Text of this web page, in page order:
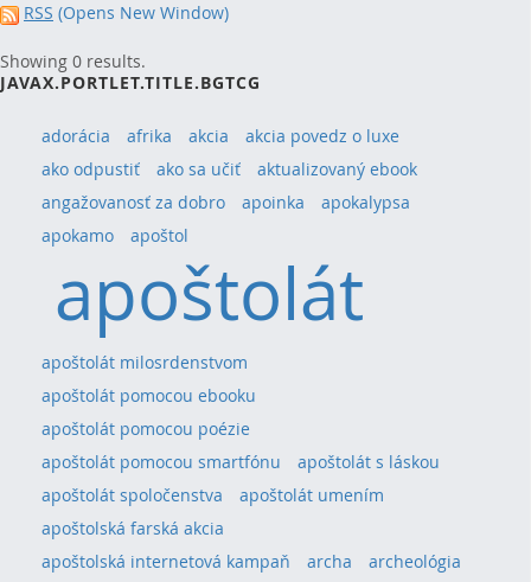
RSS (Opens New Window)
Showing 0 results.
JAVAX.PORTLET.TITLE.BGTCG
adorácia afrika akcia
akcia povedz o luxe
ako odpustiť
ako sa učiť
aktualizovaný ebook
angažovanosť za dobro
apoinka
apokalypsa
apokamo
apoštol
apoštolát
apoštolát milosrdenstvom
apoštolát pomocou ebooku
apoštolát pomocou poézie
apoštolát pomocou smartfónu
apoštolát s láskou
apoštolát spoločenstva
apoštolát umením
apoštolská farská akcia
apoštolská internetová kampaň
archa
archeológia